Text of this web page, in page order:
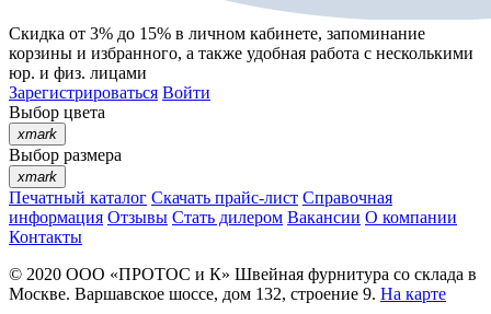
Скидка от 3% до 15% в личном кабинете, запоминание
корзины и избранного, а также удобная работа с несколькими
юр. и физ. лицами
Зарегистрироваться Войти
Выбор цвета
xmark
Выбор размера
xmark
Печатный каталог Скачать прайс-лист Справочная
информация Отзывы Стать дилером Вакансии О компании
Контакты
© 2020 ООО «ПРОТОС и К» Швейная фурнитура со склада в
Москве. Варшавское шоссе, дом 132, строение 9. На карте